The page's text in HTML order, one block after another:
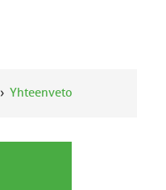
Yhteenveto